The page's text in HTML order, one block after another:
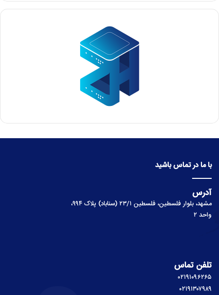
با ما در تماس باشید
آدرس
مشهد، بلوار فلسطین، فلسطین ۲۳/۱ (سناباد) پلاک ۹۹۴،
واحد ۲
تلفن تماس
۰۲۱۹۱۰۹۶۲۶۵
۰۲۱۹۱۳۰۷۹۸۹